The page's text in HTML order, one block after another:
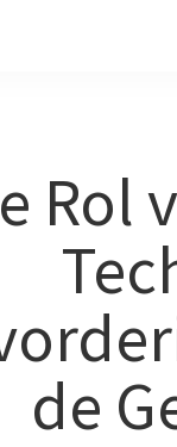
Rol
de